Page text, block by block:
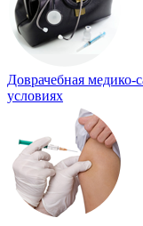
Доврачебная
условиях